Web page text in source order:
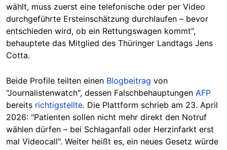
wählt, muss zuerst eine telefonische oder per Video
durchgeführte Ersteinschätzung durchlaufen – bevor
entschieden wird, ob ein Rettungswagen kommt",
behauptete das Mitglied des Thüringer Landtags Jens
Cotta.
Beide Profile teilten einen Blogbeitrag von
"Journalistenwatch", dessen Falschbehauptungen AFP
bereits richtigstellte. Die Plattform schrieb am 23. April
2026: "Patienten sollen nicht mehr direkt den Notruf
wählen dürfen – bei Schlaganfall oder Herzinfarkt erst
mal Videocall". Weiter heißt es, ein neues Gesetz würde